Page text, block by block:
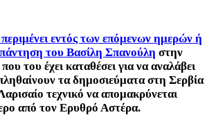
εντός των επόμενων ημερών ή
του Βασίλη Σπανούλη στην
του έχει καταθέσει για να αναλάβει
τα δημοσιεύματα στη Σερβία
τεχνικό να απομακρύνεται
από τον Ερυθρό Αστέρα.